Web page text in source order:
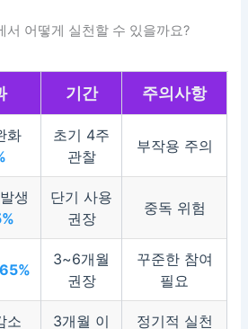
서 어떻게 실천할 수 있을까요?
기간 주의사항
화
초기 4주
관찰
부작용 주의
생
단기 사용
권장
중독 위험
65%
3~6개월
권장
꾸준한 참여
필요
소
3개월 이
정기적 실천